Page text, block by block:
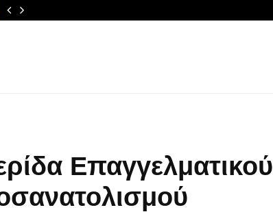
Επαγγελματικού